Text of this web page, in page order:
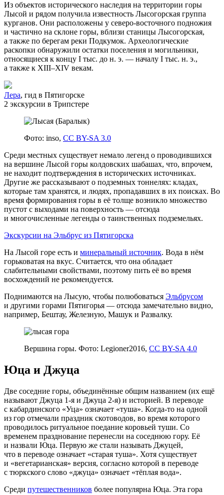
Из объектов исторического наследия на территории горы
Лысой и рядом получила известность Лысогорская группа
курганов. Они расположены у северо-восточного подножия
и частично на склоне горы, вблизи станицы Лысогорская,
а также по берегам реки Подкумок. Археологические
раскопки обнаружили остатки поселения и могильники,
относящиеся к концу I тыс. до н. э. — началу I тыс. н. э.,
а также к XIII–XIV векам.
Лера, гид в Пятигорске
2 экскурсии в Трипстере
Фото: inso, CC BY-SA 3.0
Среди местных существует немало легенд о проводившихся
на вершине Лысой горы колдовских шабашах, что, впрочем,
не находит подтверждения в исторических источниках.
Другие же рассказывают о подземных тоннелях: кладах,
которые там хранятся, и людях, пропадавших в их поисках. Во
время формирования горы в её толще возникло множество
пустот с выходами на поверхность — отсюда
и многочисленные легенды о таинственных подземельях.
Экскурсии на Эльбрус из Пятигорска
На Лысой горе есть и минеральный источник. Вода в нём
горьковатая на вкус. Считается, что она обладает
слабительными свойствами, поэтому пить её во время
восхождений не рекомендуется.
Поднимаются на Лысую, чтобы полюбоваться Эльбрусом
и другими горами Пятигорья — отсюда замечательно видно,
например, Бештау, Железную, Машук и Развалку.
Вершина горы. Фото: Legioner2016, CC BY-SA 4.0
Юца и Джуца
Две соседние горы, объединённые общим названием (их ещё
называют Джуца 1‑я и Джуца 2‑я) и историей. В переводе
с кабардинского «Уца» означает «туша». Когда-то на одной
из гор отмечали праздник скотоводов, во время которого
проводилось ритуальное поедание коровьей туши. Со
временем празднование перенесли на соседнюю гору. Её
и назвали Юца. Первую же стали называть Джуцей,
что в переводе означает «старая туша». Хотя существует
и «вегетарианская» версия, согласно которой в переводе
с тюркского слово «джуца» означает «тёплая вода».
Среди путешественников более популярна Юца. Эта гора